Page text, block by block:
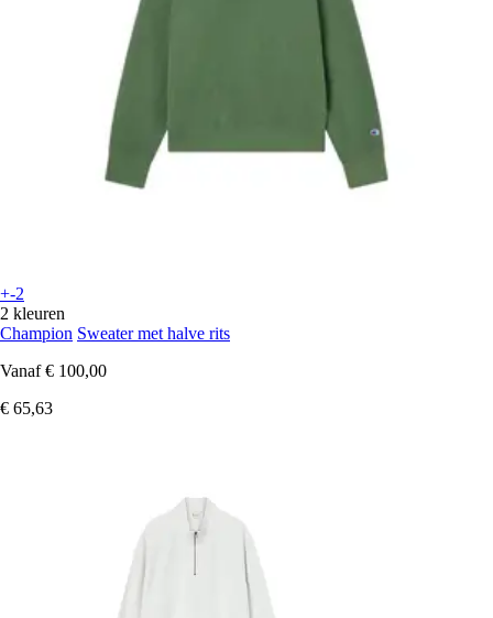
+-2
2 kleuren
Champion Sweater met halve rits
Vanaf € 100,00
€ 65,63